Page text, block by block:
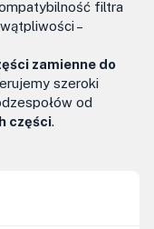
filtra
–
zamienne do
szeroki
od
części.